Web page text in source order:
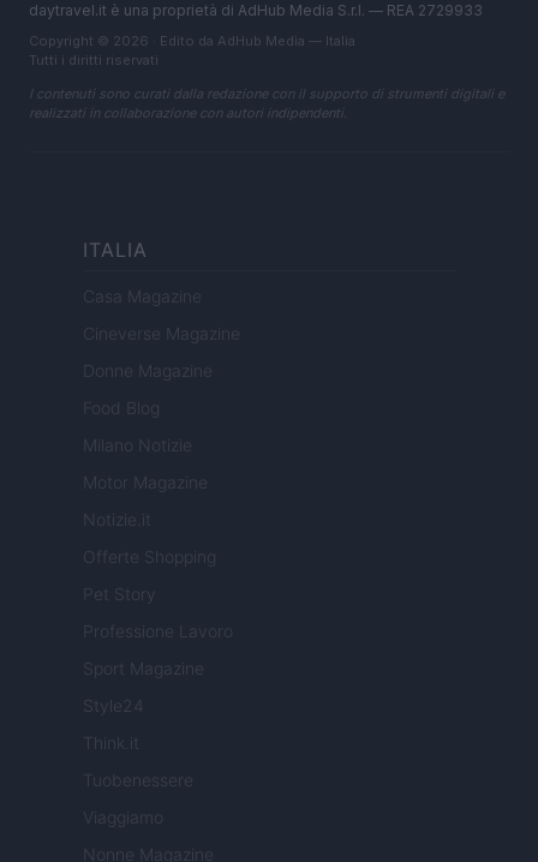
daytravel.it è una proprietà di AdHub Media S.r.l. — REA 2729933
Copyright © 2026 · Edito da AdHub Media — Italia
Tutti i diritti riservati
I contenuti sono curati dalla redazione con il supporto di strumenti digitali e
realizzati in collaborazione con autori indipendenti.
ITALIA
Casa Magazine
Cineverse Magazine
Donne Magazine
Food Blog
Milano Notizie
Motor Magazine
Notizie.it
Offerte Shopping
Pet Story
Professione Lavoro
Sport Magazine
Style24
Think.it
Tuobenessere
Viaggiamo
Nonne Magazine